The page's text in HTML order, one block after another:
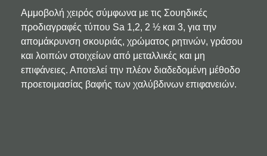
Αμμοβολή χειρός σύμφωνα με τις Σουηδικές
προδιαγραφές τύπου Sa 1,2, 2 ½ και 3, για την
απομάκρυνση σκουριάς, χρώματος ρητινών, γράσου
και λοιπών στοιχείων από μεταλλικές και μη
επιφάνειες. Αποτελεί την πλέον διαδεδομένη μέθοδο
προετοιμασίας βαφής των χαλύβδινων επιφανειών.